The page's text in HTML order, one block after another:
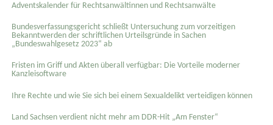
Adventskalender für Rechtsanwältinnen und Rechtsanwälte
Bundesverfassungsgericht schließt Untersuchung zum vorzeitigen
Bekanntwerden der schriftlichen Urteilsgründe in Sachen
„Bundeswahlgesetz 2023“ ab
Fristen im Griff und Akten überall verfügbar: Die Vorteile moderner
Kanzleisoftware
Ihre Rechte und wie Sie sich bei einem Sexual­delikt verteidigen können
Land Sachsen verdient nicht mehr am DDR-Hit „Am Fenster“